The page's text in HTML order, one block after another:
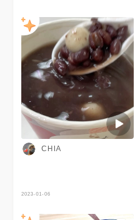
麻餡 還不錯吃 - 🕰️營業時間
22.~1. 🏠店家資訊 台北市大同
區寧夏路49號 🚇交通方式 捷運
雙連站 - - #台灣 #台北 #寧夏夜
市 #中山站 #雙連站 #台灣美食
#台北美食 #寧夏夜市美食 #中
山站美食 #雙連站美食 #豆花莊
#豆花 #黑心白玉 #粉圓 #甜點
#taiwan #taipei #taiwanfood
#taipeifood #ccㄘ台北
2023/05/14
CHIA
2023-01-06